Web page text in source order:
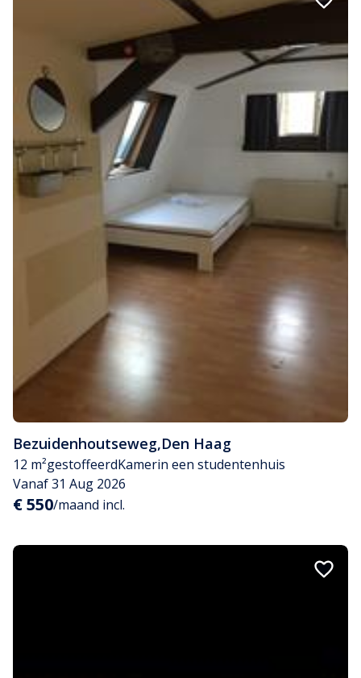
Bezuidenhoutseweg,Den Haag
12 m²gestoffeerdKamerin een studentenhuis
Vanaf 31 Aug 2026
€ 550/maand incl.